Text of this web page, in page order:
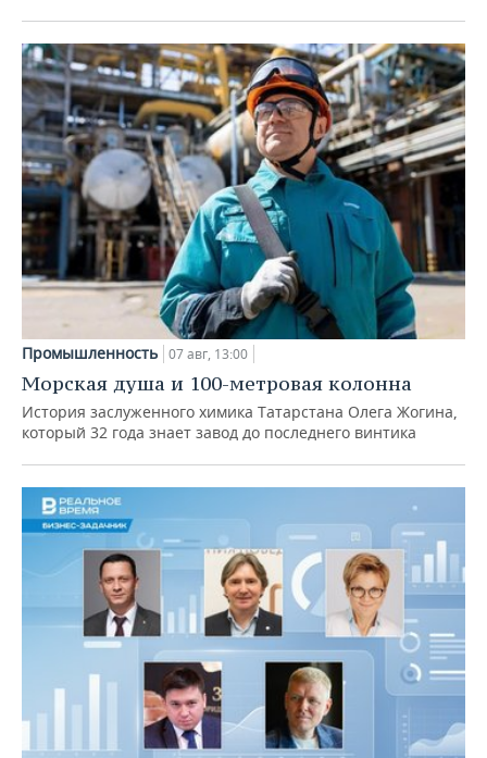
Промышленность 07 авг, 13:00
Морская душа и 100-метровая колонна
История заслуженного химика Татарстана Олега Жогина,
который 32 года знает завод до последнего винтика